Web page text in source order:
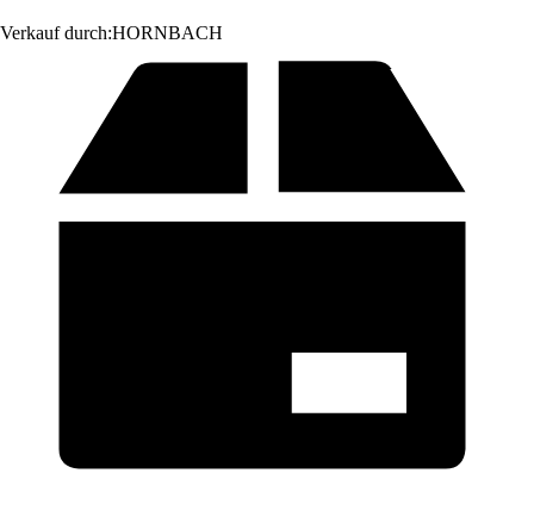
Verkauf durch:HORNBACH